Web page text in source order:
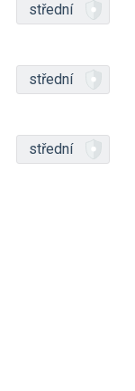
střední
střední
střední